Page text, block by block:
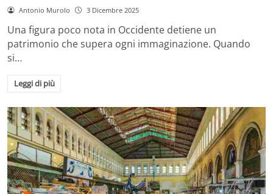
Antonio Murolo 3 Dicembre 2025
Una figura poco nota in Occidente detiene un
patrimonio che supera ogni immaginazione. Quando
si…
Leggi di più